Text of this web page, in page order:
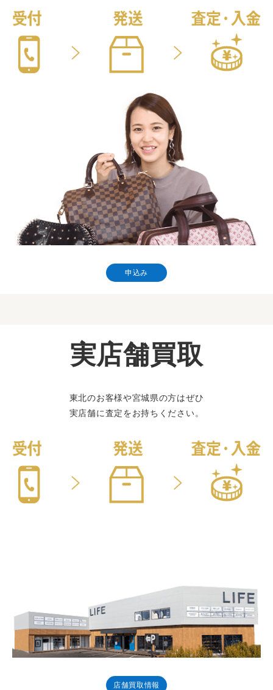
申込み
実店舗買取
東北のお客様や宮城県の方はぜひ
実店舗に査定をお持ちください。
店舗買取情報